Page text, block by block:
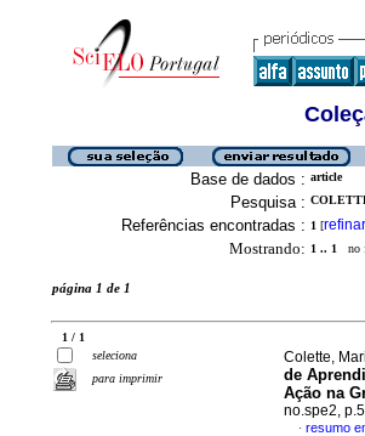
Base de dados : article
Pesquisa :
Referências encontradas : 1 [refinar
Mostrando: 1 .. 1 no
página 1 de 1
1 / 1
seleciona
para imprimir
Colette,
de
Ação na
no.spe2,
· resumo